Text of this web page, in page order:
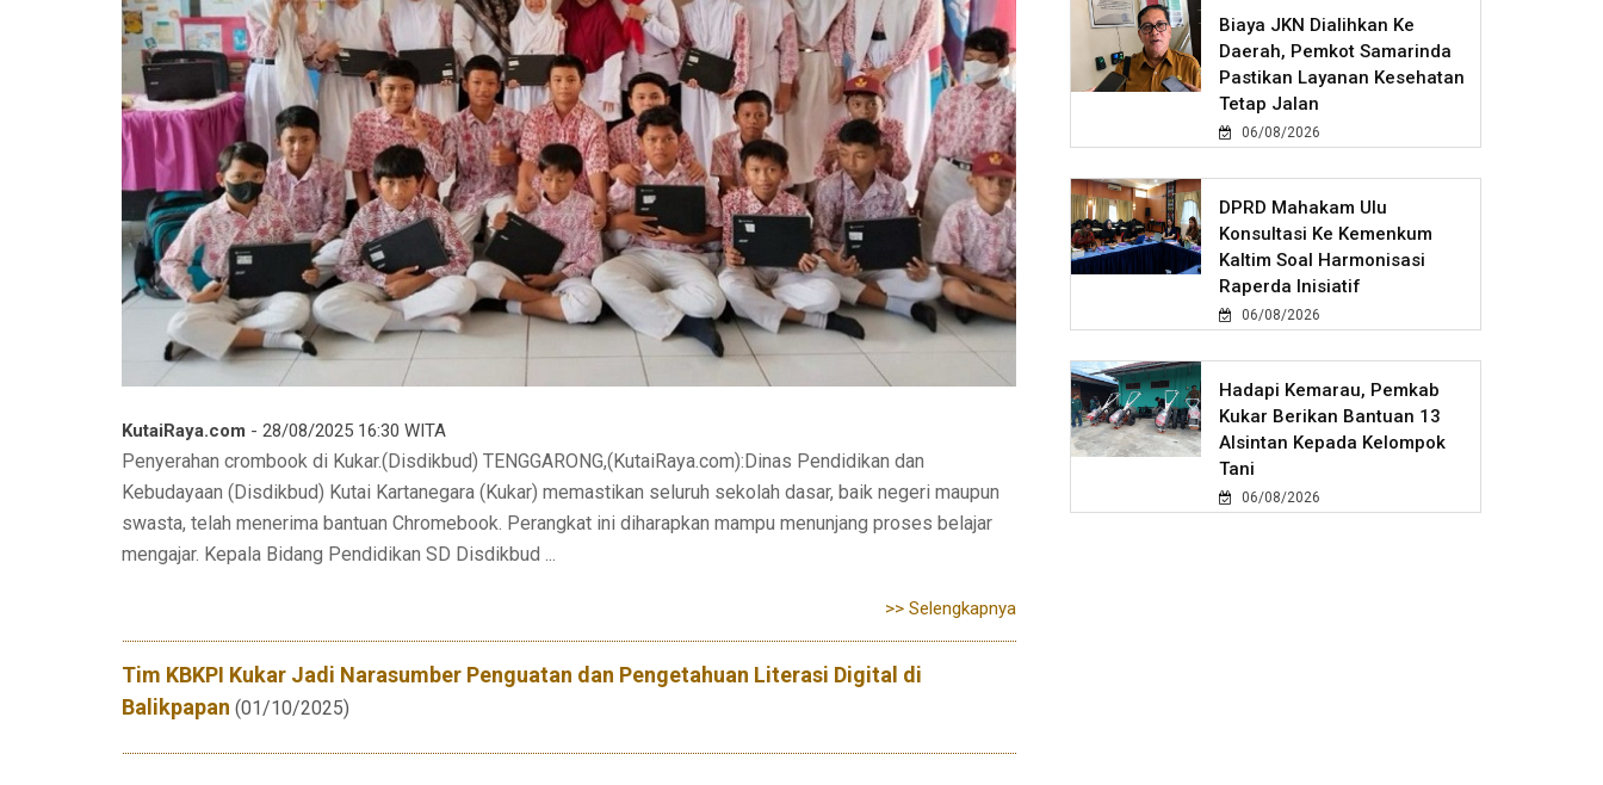
KutaiRaya.com - 28/08/2025 16:30 WITA
Penyerahan crombook di Kukar.(Disdikbud) TENGGARONG,(KutaiRaya.com):Dinas Pendidikan dan
Kebudayaan (Disdikbud) Kutai Kartanegara (Kukar) memastikan seluruh sekolah dasar, baik negeri maupun
swasta, telah menerima bantuan Chromebook. Perangkat ini diharapkan mampu menunjang proses belajar
mengajar. Kepala Bidang Pendidikan SD Disdikbud ...
>> Selengkapnya
Tim KBKPI Kukar Jadi Narasumber Penguatan dan Pengetahuan Literasi Digital di
Balikpapan (01/10/2025)
Biaya JKN Dialihkan Ke
Daerah, Pemkot Samarinda
Pastikan Layanan Kesehatan
Tetap Jalan
06/08/2026
DPRD Mahakam Ulu
Konsultasi Ke Kemenkum
Kaltim Soal Harmonisasi
Raperda Inisiatif
06/08/2026
Hadapi Kemarau, Pemkab
Kukar Berikan Bantuan 13
Alsintan Kepada Kelompok
Tani
06/08/2026